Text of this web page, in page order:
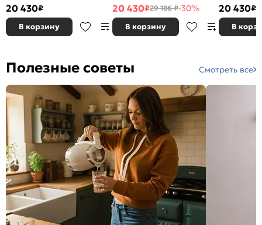
20 430₽
В корзину
20 430₽29 186 ₽-30%
В корзину
20 430₽
В
Полезные советы Смотреть все